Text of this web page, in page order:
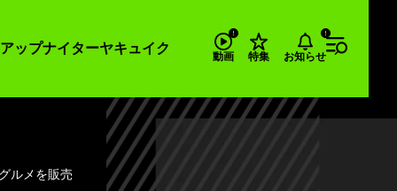
ップナイターヤキュイク
動画 特集 お知らせ
ルメを販売